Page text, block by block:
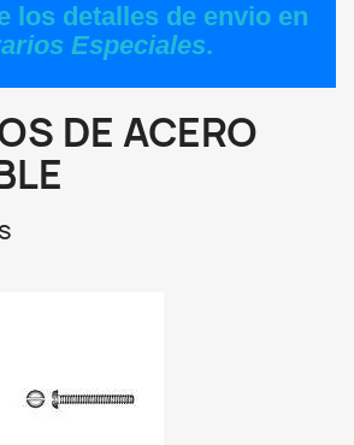
los detalles de envio en
Especiales.
DE ACERO